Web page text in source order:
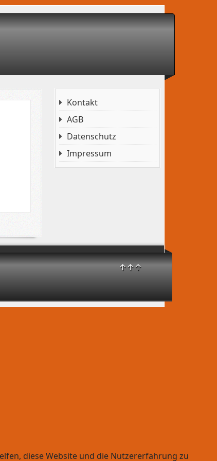
↑↑↑
Kontakt
AGB
Datenschutz
Impressum
diese Website und die Nutzererfahrung zu